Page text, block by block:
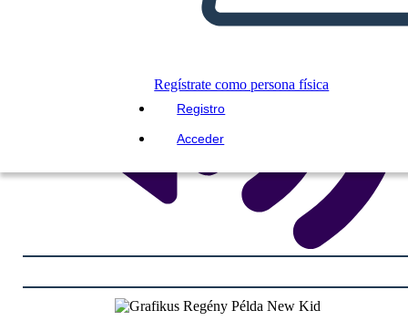
Regístrate como persona física
Registro
Acceder